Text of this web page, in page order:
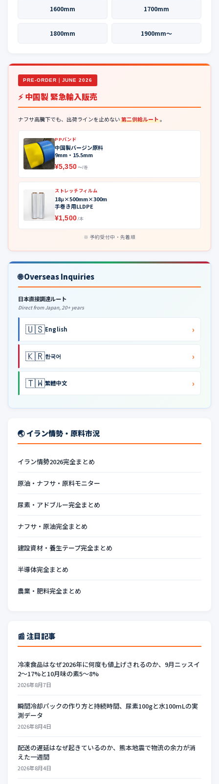
1600mm 1700mm
1800mm 1900mm〜
PRE-ORDER｜JUNE 2026
⚡ 中国製 緊急輸入販売
ナフサ高騰下でも、出荷ラインを止めない第二供給ルート。
PPバンド
中国製バージン原料
9mm・15.5mm
¥5,350 〜/巻
ストレッチフィルム
18μ×500mm×300m
手巻き用LLDPE
¥1,500 /本
予約受付中・先着順
🌐 Overseas Inquiries
日本直接調達ルート
Direct from Japan, 20+ years
🇺🇸English ›
🇰🇷한국어 ›
🇹🇼繁體中文 ›
🌏 イラン情勢・原料市況
イラン情勢2026完全まとめ
原油・ナフサ・原料モニター
尿素・アドブルー完全まとめ
ナフサ・原油完全まとめ
建設資材・養生テープ完全まとめ
半導体完全まとめ
農業・肥料完全まとめ
📰 注目記事
冷凍食品はなぜ2026年に何度も値上げされるのか、9月ニッスイ
2〜17%と10月味の素5〜8%
2026年8月7日
瞬間冷却パックの作り方と持続時間、尿素100gと水100mLの実
測データ
2026年8月4日
配送の遅延はなぜ起きているのか、熊本地震で物流の余力が消
えた一週間
2026年8月4日